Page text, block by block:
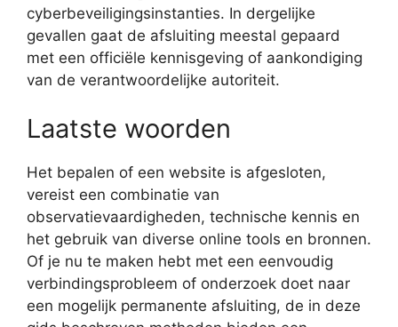
cyberbeveiligingsinstanties. In dergelijke
gevallen gaat de afsluiting meestal gepaard
met een officiële kennisgeving of aankondiging
van de verantwoordelijke autoriteit.
Laatste woorden
Het bepalen of een website is afgesloten,
vereist een combinatie van
observatievaardigheden, technische kennis en
het gebruik van diverse online tools en bronnen.
Of je nu te maken hebt met een eenvoudig
verbindingsprobleem of onderzoek doet naar
een mogelijk permanente afsluiting, de in deze